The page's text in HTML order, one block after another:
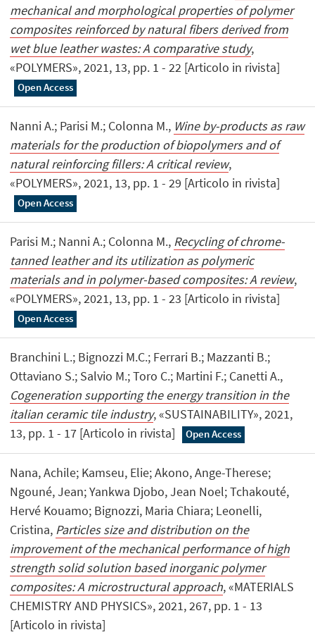
mechanical and morphological properties of polymer
composites reinforced by natural fibers derived from
wet blue leather wastes: A comparative study,
«POLYMERS», 2021, 13, pp. 1 - 22 [Articolo in rivista]
Open Access
Nanni A.; Parisi M.; Colonna M., Wine by-products as raw
materials for the production of biopolymers and of
natural reinforcing fillers: A critical review,
«POLYMERS», 2021, 13, pp. 1 - 29 [Articolo in rivista]
Open Access
Parisi M.; Nanni A.; Colonna M., Recycling of chrome-
tanned leather and its utilization as polymeric
materials and in polymer-based composites: A review,
«POLYMERS», 2021, 13, pp. 1 - 23 [Articolo in rivista]
Open Access
Branchini L.; Bignozzi M.C.; Ferrari B.; Mazzanti B.;
Ottaviano S.; Salvio M.; Toro C.; Martini F.; Canetti A.,
Cogeneration supporting the energy transition in the
italian ceramic tile industry, «SUSTAINABILITY», 2021,
13, pp. 1 - 17 [Articolo in rivista]
Open Access
Nana, Achile; Kamseu, Elie; Akono, Ange-Therese;
Ngouné, Jean; Yankwa Djobo, Jean Noel; Tchakouté,
Hervé Kouamo; Bignozzi, Maria Chiara; Leonelli,
Cristina, Particles size and distribution on the
improvement of the mechanical performance of high
strength solid solution based inorganic polymer
composites: A microstructural approach, «MATERIALS
CHEMISTRY AND PHYSICS», 2021, 267, pp. 1 - 13
[Articolo in rivista]